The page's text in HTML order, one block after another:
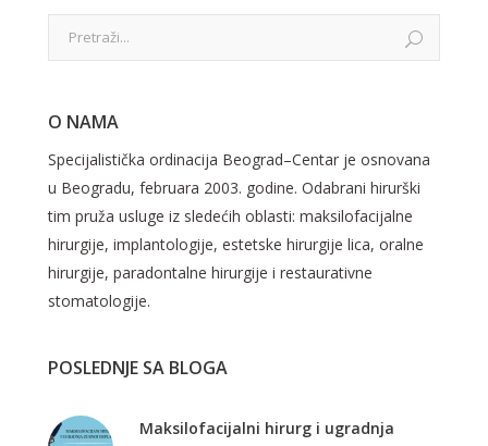
O NAMA
Specijalistička ordinacija Beograd–Centar je osnovana
u Beogradu, februara 2003. godine. Odabrani hirurški
tim pruža usluge iz sledećih oblasti: maksilofacijalne
hirurgije, implantologije, estetske hirurgije lica, oralne
hirurgije, paradontalne hirurgije i restaurativne
stomatologije.
POSLEDNJE SA BLOGA
Maksilofacijalni hirurg i ugradnja